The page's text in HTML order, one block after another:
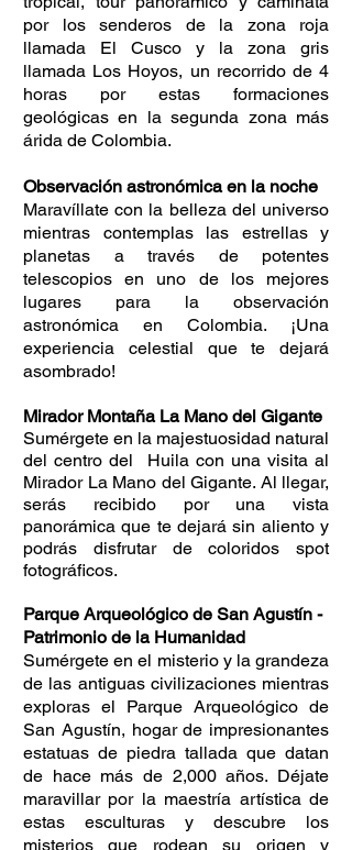
por los senderos de la zona roja
llamada El Cusco y la zona gris
llamada Los Hoyos, un recorrido de 4
horas por estas formaciones
geológicas en la segunda zona más
árida de Colombia.
Observación astronómica en la noche
Maravíllate con la belleza del universo
mientras contemplas las estrellas y
planetas a través de potentes
telescopios en uno de los mejores
lugares para la observación
astronómica en Colombia. ¡Una
experiencia celestial que te dejará
asombrado!
Mirador Montaña La Mano del Gigante
Sumérgete en la majestuosidad natural
del centro del Huila con una visita al
Mirador La Mano del Gigante. Al llegar,
serás recibido por una vista
panorámica que te dejará sin aliento y
podrás disfrutar de coloridos spot
fotográficos.
Parque Arqueológico de San Agustín -
Patrimonio de la Humanidad
Sumérgete en el misterio y la grandeza
de las antiguas civilizaciones mientras
exploras el Parque Arqueológico de
San Agustín, hogar de impresionantes
estatuas de piedra tallada que datan
de hace más de 2,000 años. Déjate
maravillar por la maestría artística de
estas esculturas y descubre los
misterios que rodean su origen y